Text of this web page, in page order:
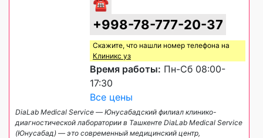
☎
+998-78-777-20-37
Скажите, что нашли номер телефона на
Клиникс уз
Время работы: Пн-Сб 08:00-
17:30
Все цены
DiaLab Medical Service — Юнусабадский филиал клинико-
диагностической лаборатории в Ташкенте DiaLab Medical Service
(Юнусабад) — это современный медицинский центр,